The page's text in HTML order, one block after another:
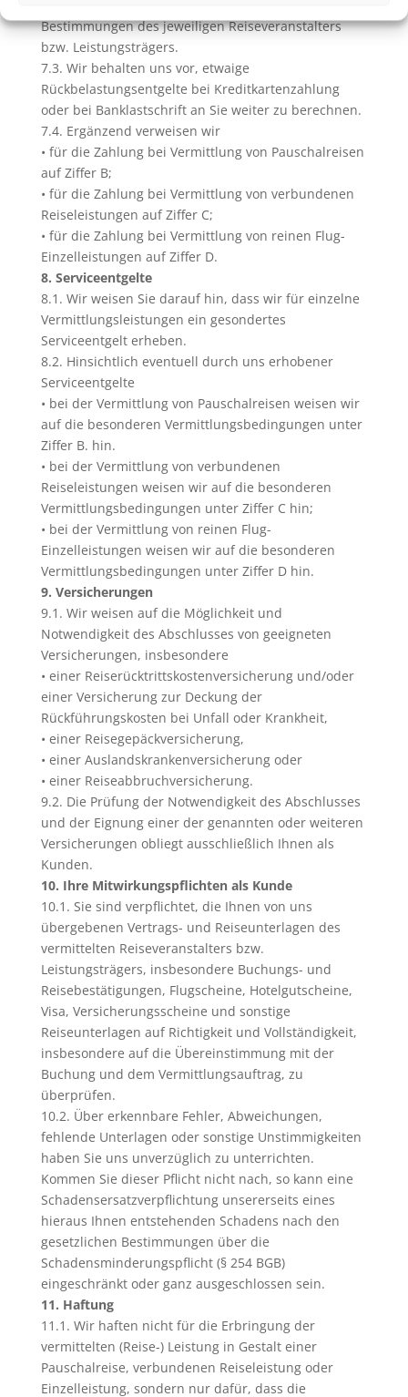
Bestimmungen des jeweiligen Reiseveranstalters
bzw. Leistungsträgers.
7.3. Wir behalten uns vor, etwaige
Rückbelastungsentgelte bei Kreditkartenzahlung
oder bei Banklastschrift an Sie weiter zu berechnen.
7.4. Ergänzend verweisen wir
• für die Zahlung bei Vermittlung von Pauschalreisen
auf Ziffer B;
• für die Zahlung bei Vermittlung von verbundenen
Reiseleistungen auf Ziffer C;
• für die Zahlung bei Vermittlung von reinen Flug-
Einzelleistungen auf Ziffer D.
8. Serviceentgelte
8.1. Wir weisen Sie darauf hin, dass wir für einzelne
Vermittlungsleistungen ein gesondertes
Serviceentgelt erheben.
8.2. Hinsichtlich eventuell durch uns erhobener
Serviceentgelte
• bei der Vermittlung von Pauschalreisen weisen wir
auf die besonderen Vermittlungsbedingungen unter
Ziffer B. hin.
• bei der Vermittlung von verbundenen
Reiseleistungen weisen wir auf die besonderen
Vermittlungsbedingungen unter Ziffer C hin;
• bei der Vermittlung von reinen Flug-
Einzelleistungen weisen wir auf die besonderen
Vermittlungsbedingungen unter Ziffer D hin.
9. Versicherungen
9.1. Wir weisen auf die Möglichkeit und
Notwendigkeit des Abschlusses von geeigneten
Versicherungen, insbesondere
• einer Reiserücktrittskostenversicherung und/oder
einer Versicherung zur Deckung der
Rückführungskosten bei Unfall oder Krankheit,
• einer Reisegepäckversicherung,
• einer Auslandskrankenversicherung oder
• einer Reiseabbruchversicherung.
9.2. Die Prüfung der Notwendigkeit des Abschlusses
und der Eignung einer der genannten oder weiteren
Versicherungen obliegt ausschließlich Ihnen als
Kunden.
10. Ihre Mitwirkungspflichten als Kunde
10.1. Sie sind verpflichtet, die Ihnen von uns
übergebenen Vertrags- und Reiseunterlagen des
vermittelten Reiseveranstalters bzw.
Leistungsträgers, insbesondere Buchungs- und
Reisebestätigungen, Flugscheine, Hotelgutscheine,
Visa, Versicherungsscheine und sonstige
Reiseunterlagen auf Richtigkeit und Vollständigkeit,
insbesondere auf die Übereinstimmung mit der
Buchung und dem Vermittlungsauftrag, zu
überprüfen.
10.2. Über erkennbare Fehler, Abweichungen,
fehlende Unterlagen oder sonstige Unstimmigkeiten
haben Sie uns unverzüglich zu unterrichten.
Kommen Sie dieser Pflicht nicht nach, so kann eine
Schadensersatzverpflichtung unsererseits eines
hieraus Ihnen entstehenden Schadens nach den
gesetzlichen Bestimmungen über die
Schadensminderungspflicht (§ 254 BGB)
eingeschränkt oder ganz ausgeschlossen sein.
11. Haftung
11.1. Wir haften nicht für die Erbringung der
vermittelten (Reise-) Leistung in Gestalt einer
Pauschalreise, verbundenen Reiseleistung oder
Einzelleistung, sondern nur dafür, dass die